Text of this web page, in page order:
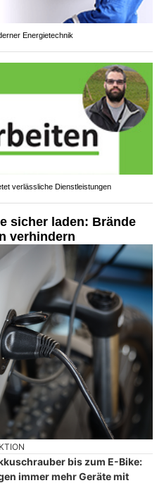
Energietechnik
verlässliche Dienstleistungen
sicher laden: Brände
verhindern
bis zum E-Bike:
immer mehr Geräte mit